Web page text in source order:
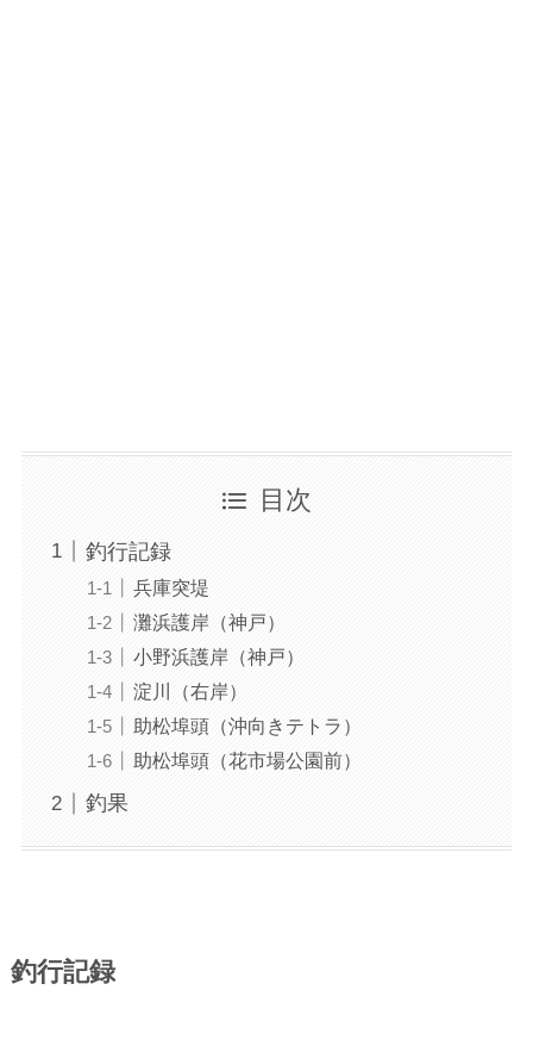
目次
釣行記録
兵庫突堤
灘浜護岸（神戸）
小野浜護岸（神戸）
淀川（右岸）
助松埠頭（沖向きテトラ）
助松埠頭（花市場公園前）
釣果
釣行記録